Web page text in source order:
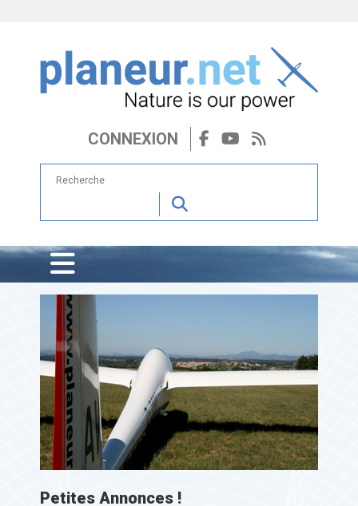
CONNEXION
Petites Annonces !